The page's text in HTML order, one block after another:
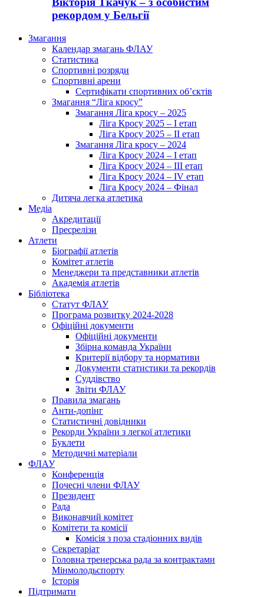
рекордом у Бельгії
Змагання
Календар змагань ФЛАУ
Статистика
Спортивні розряди
Спортивні арени
Сертифікати спортивних об’єктів
Змагання “Ліга кросу”
Змагання Ліга кросу – 2025
Ліга Кросу 2025 – I етап
Ліга Кросу 2025 – II етап
Змагання Ліга кросу – 2024
Ліга Кросу 2024 – I етап
Ліга Кросу 2024 – III етап
Ліга Кросу 2024 – IV етап
Ліга Кросу 2024 – Фінал
Дитяча легка атлетика
Медіа
Акредитації
Пресрелізи
Атлети
Біографії атлетів
Комітет атлетів
Менеджери та представники атлетів
Академія атлетів
Бібліотека
Статут ФЛАУ
Програма розвитку 2024-2028
Офіційні документи
Офіційні документи
Збірна команда України
Критерії відбору та нормативи
Документи статистики та рекордів
Суддівство
Звіти ФЛАУ
Правила змагань
Анти-допінг
Статистичні довідники
Рекорди України з легкої атлетики
Буклети
Методичні матеріали
ФЛАУ
Конференція
Почесні члени ФЛАУ
Президент
Рада
Виконавчий комітет
Комітети та комісії
Комісія з поза стадіонних видів
Секретаріат
Головна тренерська рада за контрактами
Мінмолодьспорту
Історія
Підтримати